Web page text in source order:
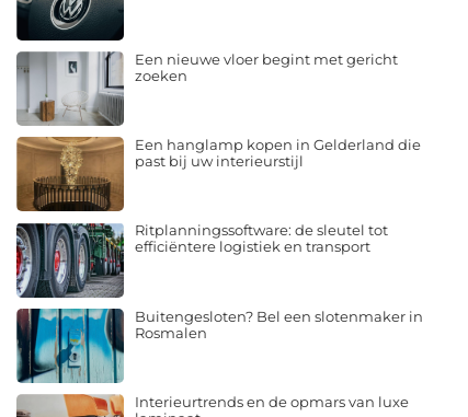
Een nieuwe vloer begint met gericht
zoeken
Een hanglamp kopen in Gelderland die
past bij uw interieurstijl
Ritplanningssoftware: de sleutel tot
efficiëntere logistiek en transport
Buitengesloten? Bel een slotenmaker in
Rosmalen
Interieurtrends en de opmars van luxe